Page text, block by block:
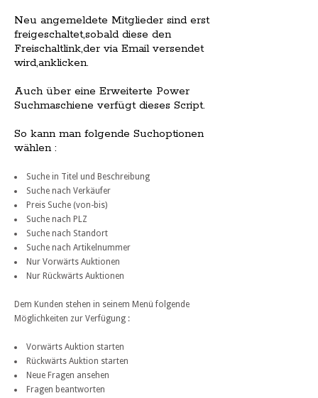
Neu angemeldete Mitglieder sind erst
freigeschaltet,sobald diese den
Freischaltlink,der via Email versendet
wird,anklicken.
Auch über eine Erweiterte Power
Suchmaschiene verfügt dieses Script.
So kann man folgende Suchoptionen
wählen :
Suche in Titel und Beschreibung
Suche nach Verkäufer
Preis Suche (von-bis)
Suche nach PLZ
Suche nach Standort
Suche nach Artikelnummer
Nur Vorwärts Auktionen
Nur Rückwärts Auktionen
Dem Kunden stehen in seinem Menü folgende
Möglichkeiten zur Verfügung :
Vorwärts Auktion starten
Rückwärts Auktion starten
Neue Fragen ansehen
Fragen beantworten